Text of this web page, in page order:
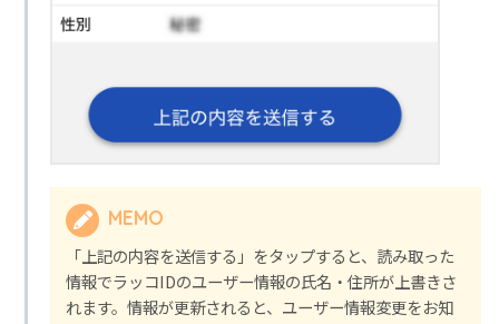
MEMO
「上記の内容を送信する」をタップすると、読み取った
情報でラッコIDのユーザー情報の氏名・住所が上書きさ
れます。情報が更新されると、ユーザー情報変更をお知